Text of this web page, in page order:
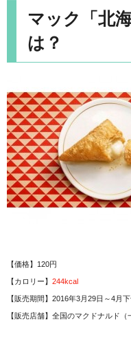
マック「北
は？
【価格】120円
【カロリー】 244kcal
【販売期間】2016年3月29日～4月
【販売店舗】全国のマクドナルド（